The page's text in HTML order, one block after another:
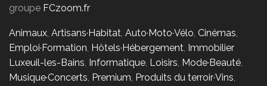
groupe FCzoom.fr
Animaux, Artisans·Habitat, Auto·Moto·Vélo, Cinémas,
Emploi·Formation, Hôtels·Hébergement, Immobilier
Luxeuil-les-Bains, Informatique, Loisirs, Mode·Beauté,
Musique·Concerts, Premium, Produits du terroir·Vins,